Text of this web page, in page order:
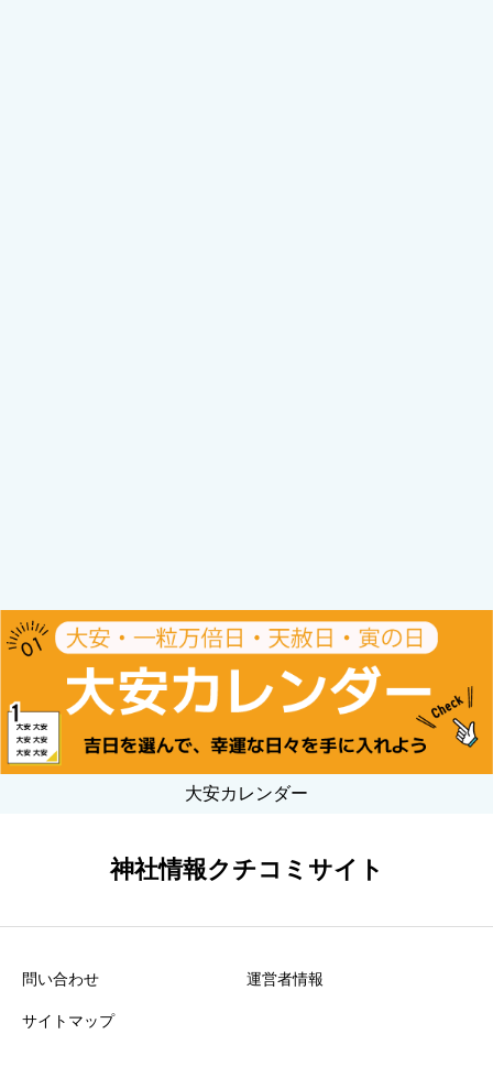
大安カレンダー
神社情報クチコミサイト
問い合わせ
サイトマップ
運営者情報